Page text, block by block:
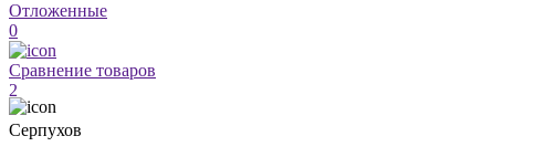
Отложенные
0
Сравнение товаров
2
Серпухов